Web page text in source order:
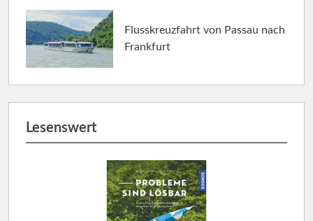
Flusskreuzfahrt von Passau nach
Frankfurt
Lesenswert